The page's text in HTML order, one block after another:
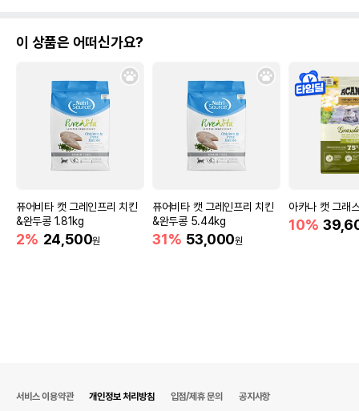
이 상품은 어떠신가요?
퓨어비타 캣 그레인프리 치킨
&완두콩 1.81kg
2% 24,500원
퓨어비타 캣 그레인프리 치킨
&완두콩 5.44kg
31% 53,000원
아카나 캣 그래
10%
서비스 이용약관 개인정보 처리방침 입점/제휴 문의 공지사항